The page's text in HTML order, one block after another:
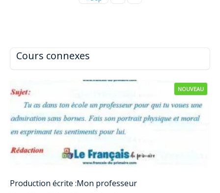
Cours connexes
NOUVEAU
Production écrite :Mon professeur